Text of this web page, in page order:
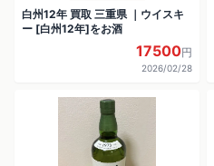
白州12年 買取 三重県 ｜ウイスキ
ー [白州12年]をお酒
17500円
2026/02/28